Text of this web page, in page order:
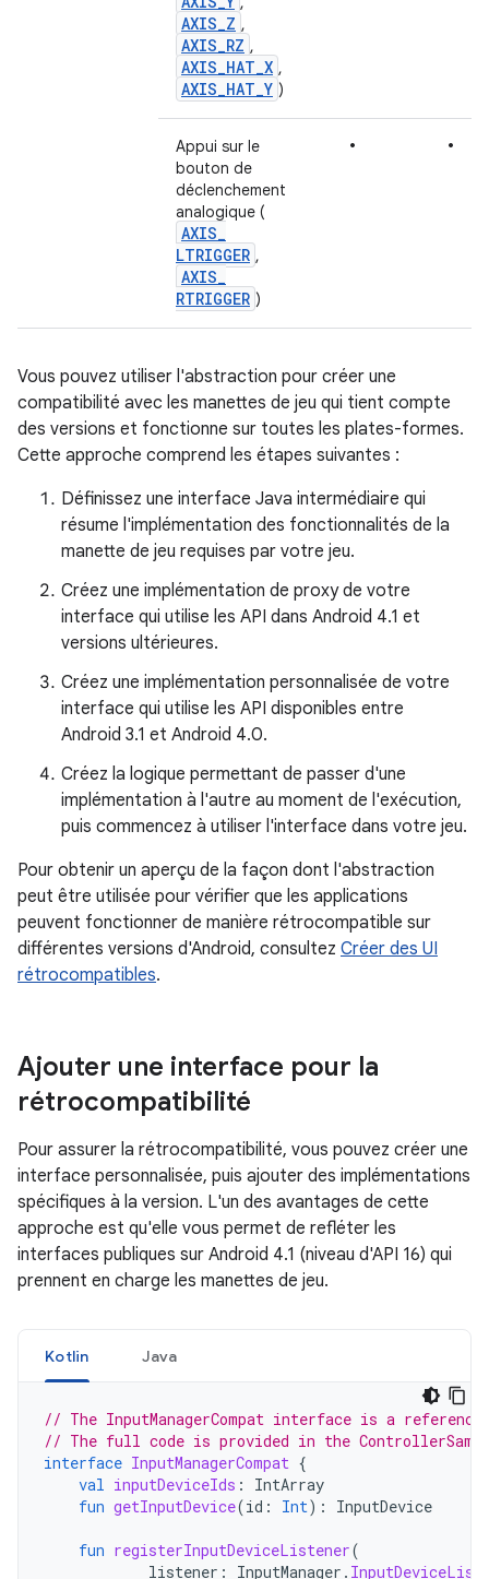
AXIS_Z ,
AXIS_RZ ,
AXIS_HAT_X ,
AXIS_HAT_Y )
Appui sur le
bouton de
déclenchement
analogique (
AXIS_
LTRIGGER ,
AXIS_
RTRIGGER )
• •
Vous pouvez utiliser l'abstraction pour créer une
compatibilité avec les manettes de jeu qui tient compte
des versions et fonctionne sur toutes les plates-formes.
Cette approche comprend les étapes suivantes :
Définissez une interface Java intermédiaire qui
résume l'implémentation des fonctionnalités de la
manette de jeu requises par votre jeu.
Créez une implémentation de proxy de votre
interface qui utilise les API dans Android 4.1 et
versions ultérieures.
Créez une implémentation personnalisée de votre
interface qui utilise les API disponibles entre
Android 3.1 et Android 4.0.
Créez la logique permettant de passer d'une
implémentation à l'autre au moment de l'exécution,
puis commencez à utiliser l'interface dans votre jeu.
Pour obtenir un aperçu de la façon dont l'abstraction
peut être utilisée pour vérifier que les applications
peuvent fonctionner de manière rétrocompatible sur
différentes versions d'Android, consultez Créer des UI
rétrocompatibles.
Ajouter une interface pour la
rétrocompatibilité
Pour assurer la rétrocompatibilité, vous pouvez créer une
interface personnalisée, puis ajouter des implémentations
spécifiques à la version. L'un des avantages de cette
approche est qu'elle vous permet de refléter les
interfaces publiques sur Android 4.1 (niveau d'API 16) qui
prennent en charge les manettes de jeu.
Kotlin Java
// The InputManagerCompat interface is a reference
// The full code is provided in the
interface InputManagerCompat {
val inputDeviceIds :
IntArray
fun getInputDevice(id : Int): InputDevice
fun registerInputDeviceListener(
listener : InputManager .